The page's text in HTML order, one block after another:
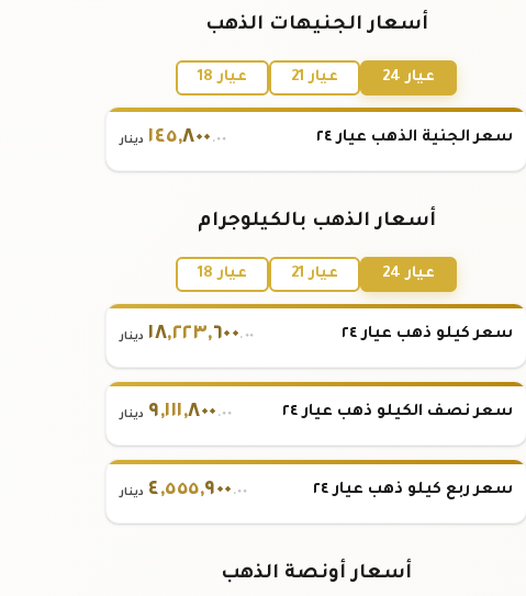
أسعار الجنيهات الذهب
عيار 24 عيار 21 عيار 18
سعر الجنية الذهب عيار ٢٤ ١٤٥,٨٠٠ .٠٠ دينار
أسعار الذهب بالكيلوجرام
عيار 24 عيار 21 عيار 18
سعر كيلو ذهب عيار ٢٤ ١٨,٢٢٣,٦٠٠.٠٠ دينار
سعر نصف الكيلو ذهب عيار ٢٤ ٩,١١١,٨٠٠ .٠٠ دينار
سعر ربع كيلو ذهب عيار ٢٤ ٤,٥٥٥,٩٠٠ .٠٠ دينار
أسعار أونصة الذهب